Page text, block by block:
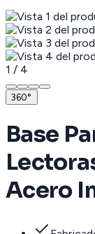
1 / 4
360°
Base
Acero